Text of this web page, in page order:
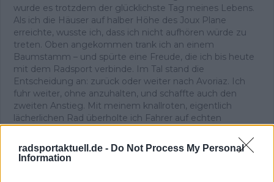
radsportaktuell.de - Do Not Process My Personal
Information
wurde es trotzdem der glücklichste Tag meines Lebens.
Als ich die Häuser auf halber Höhe des Joux Plane
erreichte, wusste ich, dass ich nicht aufhören würde zu
treten. Oben angekommen trank ich an einem
Baumstamm – und spürte eine Freude, die ich bis heute
mit dem Radsport verbinde. Im Tal stand die
Entscheidung an: zurück oder weiter nach Avoriaz. Ich
fuhr weiter, ohne anzuhalten, und schaffte auch den
zweiten Anstieg. Mit meinem knallroten, eigentlich
lächerlichen Rad überholte ich Fahrer auf echten
Dieses unverfälschte Gefühl begleitet mich bis heute –
und es ist der Ursprung meiner Arbeit. Ich bin